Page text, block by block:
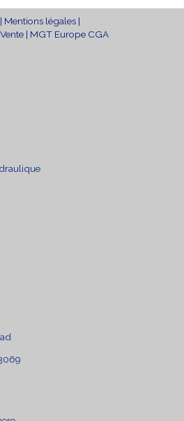
| Mentions légales |
| MGT Europe CGA